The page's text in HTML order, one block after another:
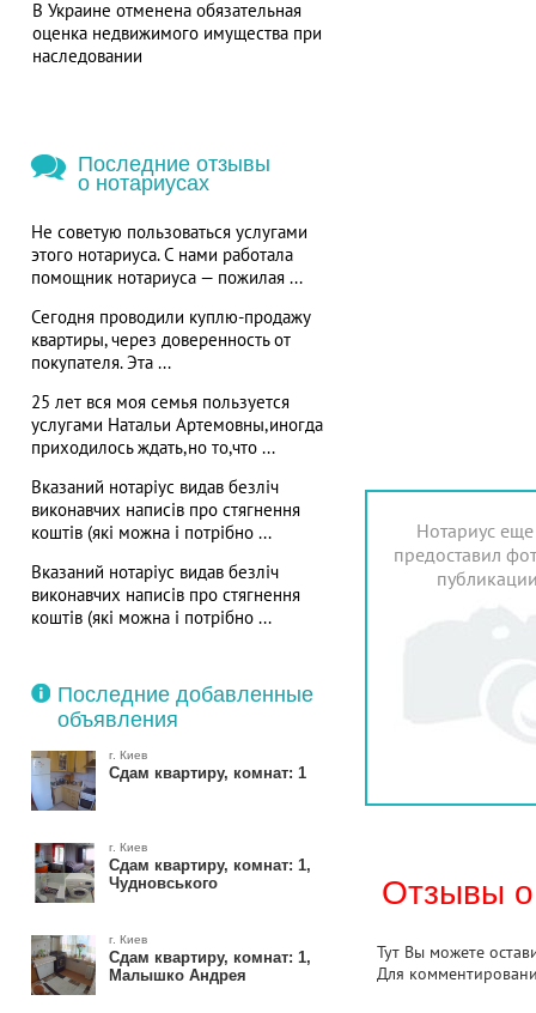
В Украине отменена обязательная
оценка недвижимого имущества при
наследовании
Последние отзывы
о нотариусах
Не советую пользоваться услугами
этого нотариуса. С нами работала
помощник нотариуса — пожилая ...
Сегодня проводили куплю-продажу
квартиры, через доверенность от
покупателя. Эта ...
25 лет вся моя семья пользуется
услугами Натальи Артемовны,иногда
приходилось ждать,но то,что ...
Вказаний нотаріус видав безліч
виконавчих написів про стягнення
коштів (які можна і потрібно ...
Вказаний нотаріус видав безліч
виконавчих написів про стягнення
коштів (які можна і потрібно ...
Последние добавленные
объявления
г. Киев
Сдам квартиру, комнат: 1
г. Киев
Сдам квартиру, комнат: 1,
Чудновського
г. Киев
Сдам квартиру, комнат: 1,
Малышко Андрея
Нотариус
предоставил
Отзывы о
Тут Вы можете
Для